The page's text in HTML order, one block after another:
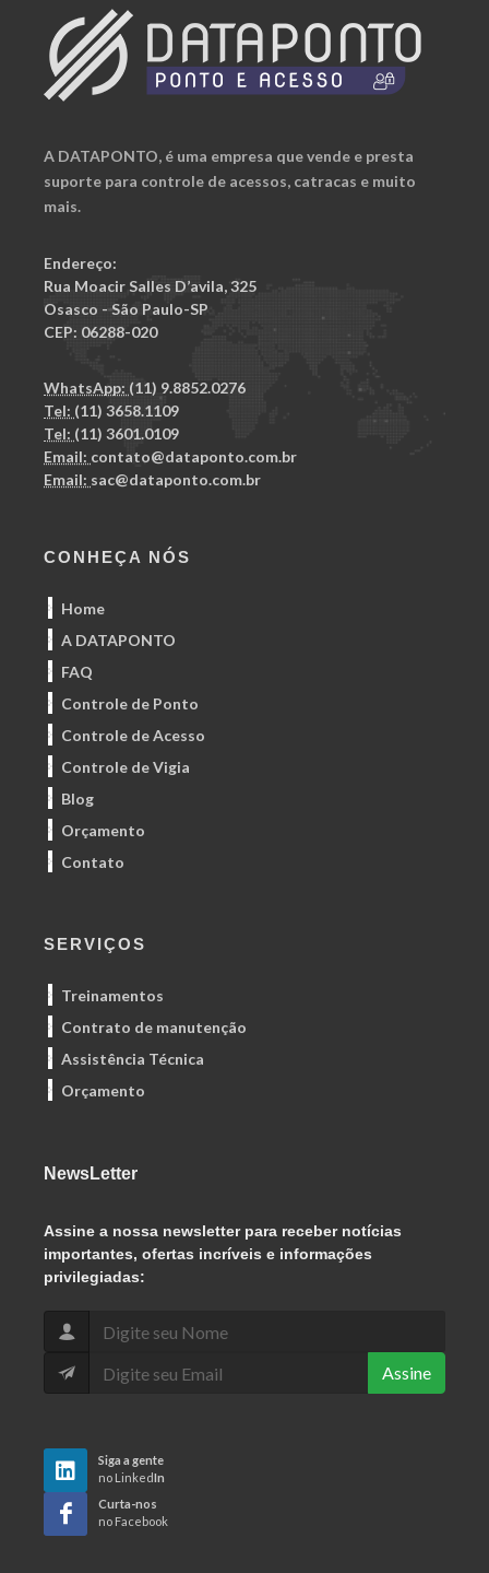
A DATAPONTO, é uma empresa que vende e presta
suporte para controle de acessos, catracas e muito
mais.
Endereço:
Rua Moacir Salles D’avila, 325
Osasco - São Paulo-SP
CEP: 06288-020
WhatsApp: (11) 9.8852.0276
Tel: (11) 3658.1109
Tel: (11) 3601.0109
Email: contato@dataponto.com.br
Email: sac@dataponto.com.br
CONHEÇA NÓS
Home
A DATAPONTO
FAQ
Controle de Ponto
Controle de Acesso
Controle de Vigia
Blog
Orçamento
Contato
SERVIÇOS
Treinamentos
Contrato de manutenção
Assistência Técnica
Orçamento
NewsLetter
Assine a nossa newsletter para receber notícias
importantes, ofertas incríveis e informações
privilegiadas:
Assine
Siga a gente
no LinkedIn
Curta-nos
no Facebook